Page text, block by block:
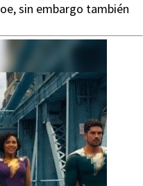
sin embargo también